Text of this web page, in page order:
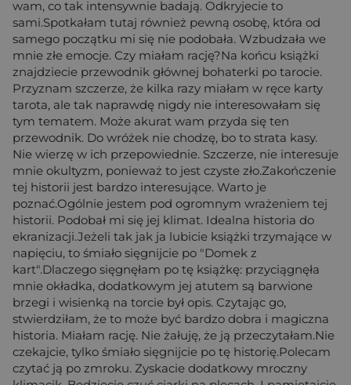
wam, co tak intensywnie badają. Odkryjecie to
sami.Spotkałam tutaj również pewną osobę, która od
samego początku mi się nie podobała. Wzbudzała we
mnie złe emocje. Czy miałam rację?Na końcu książki
znajdziecie przewodnik głównej bohaterki po tarocie.
Przyznam szczerze, że kilka razy miałam w ręce karty
tarota, ale tak naprawdę nigdy nie interesowałam się
tym tematem. Może akurat wam przyda się ten
przewodnik. Do wróżek nie chodzę, bo to strata kasy.
Nie wierzę w ich przepowiednie. Szczerze, nie interesuje
mnie okultyzm, ponieważ to jest czyste zło.Zakończenie
tej historii jest bardzo interesujące. Warto je
poznać.Ogólnie jestem pod ogromnym wrażeniem tej
historii. Podobał mi się jej klimat. Idealna historia do
ekranizacji.Jeżeli tak jak ja lubicie książki trzymające w
napięciu, to śmiało sięgnijcie po "Domek z
kart".Dlaczego sięgnęłam po tę książkę: przyciągnęła
mnie okładka, dodatkowym jej atutem są barwione
brzegi i wisienką na torcie był opis. Czytając go,
stwierdziłam, że to może być bardzo dobra i magiczna
historia. Miałam rację. Nie żałuję, że ją przeczytałam.Nie
czekajcie, tylko śmiało sięgnijcie po tę historię.Polecam
czytać ją po zmroku. Zyskacie dodatkowy mroczny